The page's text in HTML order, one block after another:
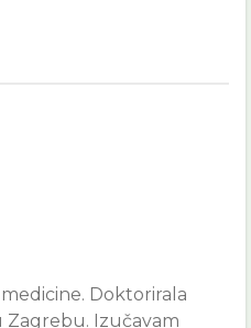
Doktorirala
Izučavam